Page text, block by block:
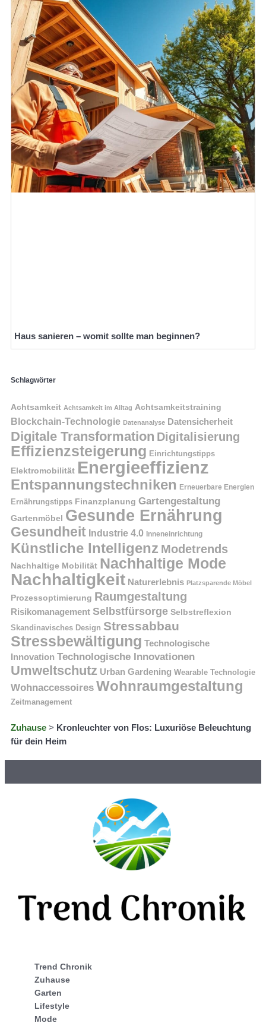
Haus sanieren – womit sollte man beginnen?
Schlagwörter
Achtsamkeit Achtsamkeit im Alltag Achtsamkeitstraining
Blockchain-Technologie Datenanalyse Datensicherheit
Digitale Transformation Digitalisierung
Effizienzsteigerung Einrichtungstipps
Elektromobilität Energieeffizienz
Entspannungstechniken Erneuerbare Energien
Ernährungstipps Finanzplanung Gartengestaltung
Gartenmöbel Gesunde Ernährung
Gesundheit Industrie 4.0 Inneneinrichtung
Künstliche Intelligenz Modetrends
Nachhaltige Mobilität Nachhaltige Mode
Nachhaltigkeit Naturerlebnis Platzsparende Möbel
Prozessoptimierung Raumgestaltung
Risikomanagement Selbstfürsorge Selbstreflexion
Skandinavisches Design Stressabbau
Stressbewältigung Technologische
Innovation Technologische Innovationen
Umweltschutz Urban Gardening Wearable Technologie
Wohnaccessoires Wohnraumgestaltung
Zeitmanagement
Zuhause > Kronleuchter von Flos: Luxuriöse Beleuchtung
für dein Heim
Trend Chronik
Zuhause
Garten
Lifestyle
Mode